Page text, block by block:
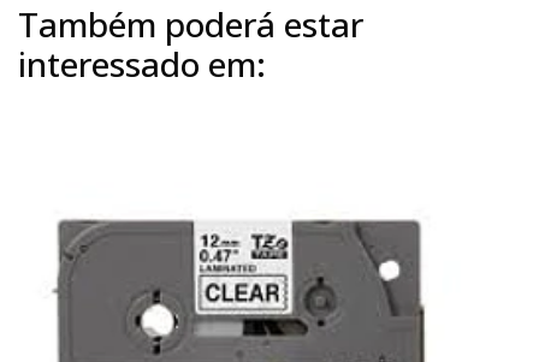
Também poderá estar
interessado em: